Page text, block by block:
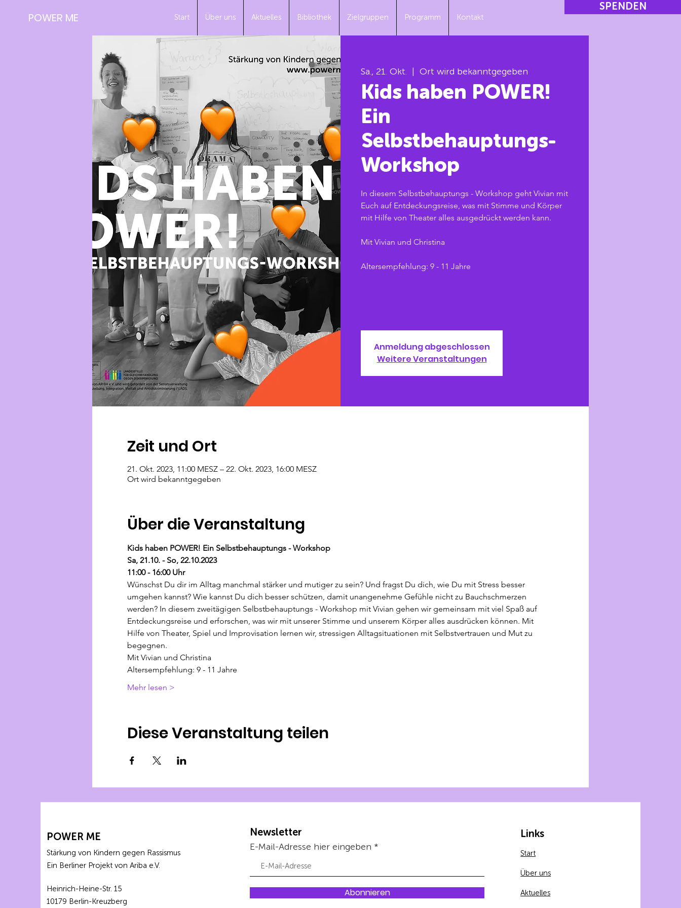
POWER ME
SPENDEN
Start Über uns Aktuelles Bibliothek Zielgruppen Programm Kontakt
Sa., 21. Okt. Ort wird bekanntgegeben
Kids haben POWER!
Ein
Selbstbehauptungs-
Workshop
In diesem Selbstbehauptungs - Workshop geht Vivian mit
Euch auf Entdeckungsreise, was mit Stimme und Körper
mit Hilfe von Theater alles ausgedrückt werden kann.
Mit Vivian und Christina
Altersempfehlung: 9 - 11 Jahre
Anmeldung abgeschlossen
Weitere Veranstaltungen
Zeit und Ort
21. Okt. 2023, 11:00 MESZ – 22. Okt. 2023, 16:00 MESZ
Ort wird bekanntgegeben
Über die Veranstaltung
Kids haben POWER! Ein Selbstbehauptungs - Workshop
Sa, 21.10. - So, 22.10.2023
11:00 - 16:00 Uhr
Wünschst Du dir im Alltag manchmal stärker und mutiger zu sein? Und fragst Du dich, wie Du mit Stress besser
umgehen kannst? Wie kannst Du dich besser schützen, damit unangenehme Gefühle nicht zu Bauchschmerzen
werden? In diesem zweitägigen Selbstbehauptungs - Workshop mit Vivian gehen wir gemeinsam mit viel Spaß auf
Entdeckungsreise und erforschen, was wir mit unserer Stimme und unserem Körper alles ausdrücken können. Mit
Hilfe von Theater, Spiel und Improvisation lernen wir, stressigen Alltagsituationen mit Selbstvertrauen und Mut zu
begegnen.
Mit Vivian und Christina
Altersempfehlung: 9 - 11 Jahre
Mehr lesen >
Diese Veranstaltung teilen
POWER ME
Stärkung von Kindern gegen Rassismus
Ein Berliner Projekt von Ariba e.V.
Heinrich-Heine-Str. 15
10179 Berlin-Kreuzberg
Newsletter
E-Mail-Adresse hier eingeben
Abonnieren
Links
Start
Über uns
Aktuelles